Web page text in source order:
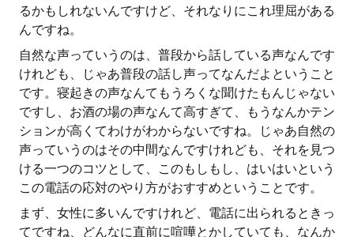
るかもしれないんですけど、それなりにこれ理屈がある
んですね。
自然な声っていうのは、普段から話している声なんです
けれども、じゃあ普段の話し声ってなんだよということ
です。寝起きの声なんてもうろくな聞けたもんじゃない
ですし、お酒の場の声なんて高すぎて、もうなんかテン
ションが高くてわけがわからないですね。じゃあ自然の
声っていうのはその中間なんですけれども、それを見つ
ける一つのコツとして、このもしもし、はいはいという
この電話の応対のやり方がおすすめということです。
まず、女性に多いんですけれど、電話に出られるときっ
てですね、どんなに直前に喧嘩とかしていても、なんか